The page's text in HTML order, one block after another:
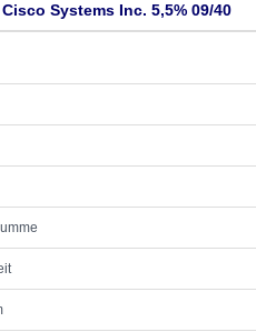
Systems Inc. 5,5% 09/40